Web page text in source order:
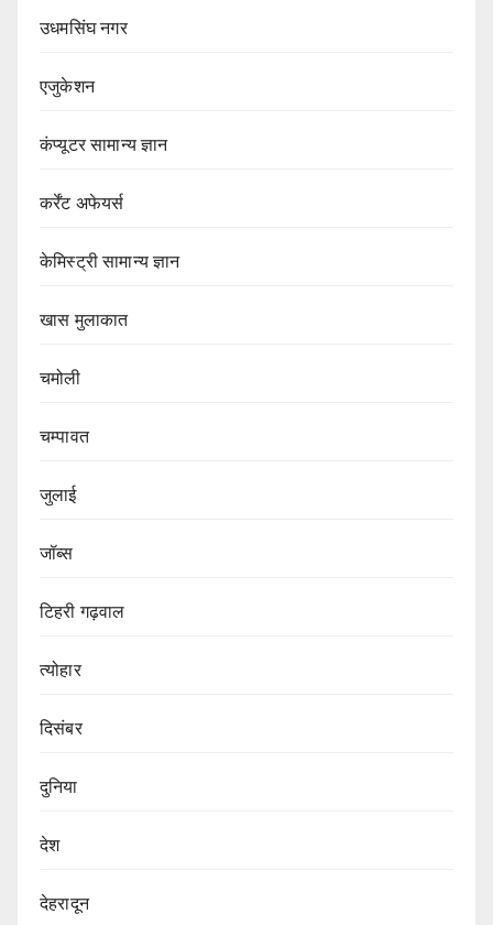
उधमसिंघ नगर
एजुकेशन
कंप्यूटर सामान्य ज्ञान
कर्रेंट अफेयर्स
केमिस्ट्री सामान्य ज्ञान
खास मुलाकात
चमोली
चम्पावत
जुलाई
जॉब्स
टिहरी गढ़वाल
त्योहार
दिसंबर
दुनिया
देश
देहरादून